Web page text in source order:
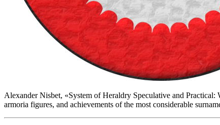
Alexander Nisbet, «System of Heraldry Speculative and
armoria figures, and achievements of the most considerable